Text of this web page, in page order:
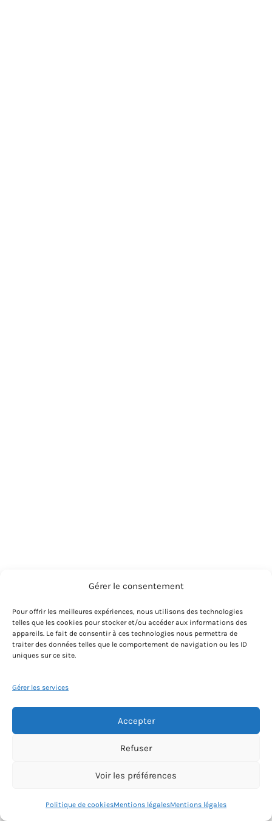
Gérer le consentement
Pour offrir les meilleures expériences, nous utilisons des technologies
telles que les cookies pour stocker et/ou accéder aux informations des
appareils. Le fait de consentir à ces technologies nous permettra de
traiter des données telles que le comportement de navigation ou les ID
uniques sur ce site.
Gérer les services
Accepter
Refuser
Voir les préférences
Politique de cookiesMentions légalesMentions légales